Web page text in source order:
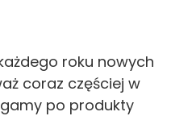
roku nowych
coraz częściej w
po produkty